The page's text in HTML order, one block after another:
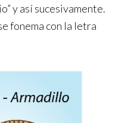
y así sucesivamente.
fonema con la letra